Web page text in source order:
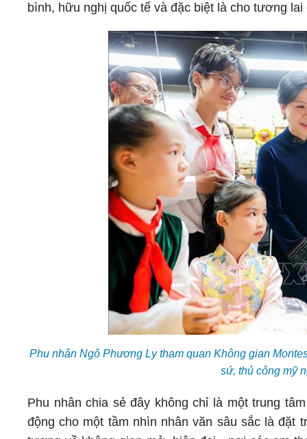
bình, hữu nghị quốc tế và đặc biệt là cho tương lai
Phu nhân Ngô Phương Ly tham quan Không gian
sứ, thủ công mỹ
Phu nhân chia sẻ đây không chỉ là một trung
động cho một tầm nhìn nhân văn sâu sắc là đặt